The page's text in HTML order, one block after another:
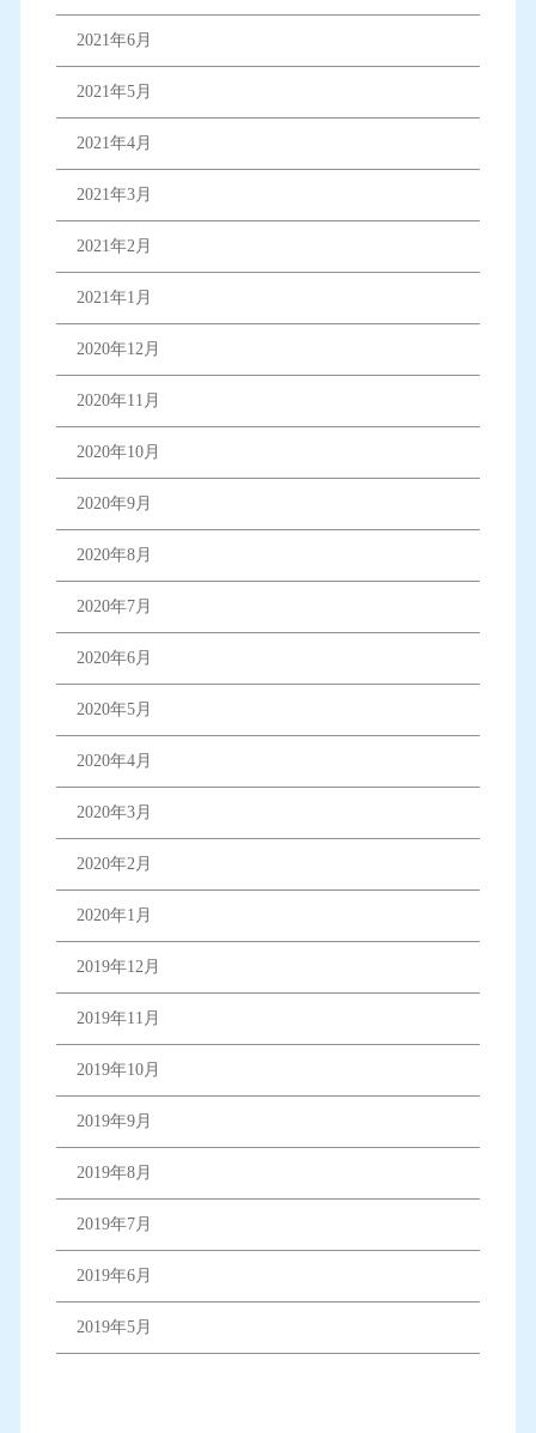
2021年6月
2021年5月
2021年4月
2021年3月
2021年2月
2021年1月
2020年12月
2020年11月
2020年10月
2020年9月
2020年8月
2020年7月
2020年6月
2020年5月
2020年4月
2020年3月
2020年2月
2020年1月
2019年12月
2019年11月
2019年10月
2019年9月
2019年8月
2019年7月
2019年6月
2019年5月